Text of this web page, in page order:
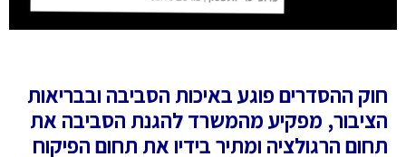
חוק ההסדרים פוגע באיכות הסביבה ובבריאות
הציבור, מפקיע מהמשרד להגנת הסביבה את
תחום הרגולציה ומתיר בידיו את תחום הפיקוח